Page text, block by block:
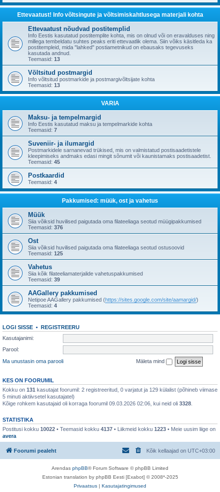
Ettevaatust! Info võltsingute ja võltsimiskahtlusega materjali kohta
Ettevaatust nõudvad postitemplid
Info Eestis kasutatud postitemplite kohta, mis on olnud või on eravalduses ning
millega tembeldatu suhtes peaks eriti ettevaatlik olema. Siin võiks käsitleda ka
postitempleid, mida "lahked" postiametnikud on ebausaks tegevuseks
kasutada andnud.
Teemasid: 13
Võltsitud postmargid
Info võltsitud postmarkide ja postmargivõltsijate kohta
Teemasid: 13
VARIA
Maksu- ja tempelmargid
Info Eestis kasutatud maksu ja tempelmarkide kohta
Teemasid: 7
Suveniir- ja ilumargid
Postmarkidele sarnanevad trükised, mis on valmistatud postisaadetistele
kleepimiseks andmaks edasi mingit sõnumit või kaunistamaks postisaadetist.
Teemasid: 45
Postkaardid
Teemasid: 4
Pakkumised: müük, ost ja vahetus
Müük
Siia võiksid huvilised paigutada oma filateeliaga seotud müügipakkumised
Teemasid: 376
Ost
Siia võiksid huvilised paigutada oma filateeliaga seotud ostusoovid
Teemasid: 125
Vahetus
Siia kõik filateeliamaterjalide vahetuspakkumised
Teemasid: 39
AAGallery pakkumised
Netipoe AAGallery pakkumised (https://sites.google.com/site/aamargid/)
Teemasid: 4
LOGI SISSE • REGISTREERU
Kasutajanimi:
Parool:
Ma unustasin oma parooli
Mäleta mind
KES ON FOORUMIL
Kokku on 131 kasutajat foorumil: 2 registreeritud, 0 varjatut ja 129 külalist (põhineb viimase
5 minuti aktiivsetel kasutajatel)
Kõige rohkem kasutajaid oli korraga foorumil 09.03.2026 02:06, kui neid oli 3328
STATISTIKA
Postitusi kokku 10022 • Teemasid kokku 4137 • Liikmeid kokku 1223 • Meie uusim liige on
avera
Foorumi pealeht Kõik kellaajad on UTC+03:00
Arendas phpBB® Forum Software © phpBB Limited
Estonian translation by phpBB Eesti [Exabot] © 2008*-2025
Privaatsus | Kasutajatingimused